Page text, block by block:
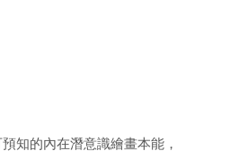
知的內在潛意識繪畫本能，